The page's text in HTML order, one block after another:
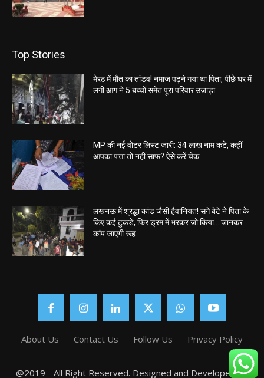
Top Stories
मेरठ में मौत का तांडव! नमाज पढ़ने गया था पिता, पीछे घर में
लगी आग ने 5 बच्चों समेत पूरा परिवार उजाड़ा
MP की नई वोटर लिस्ट जारी: 34 लाख नाम कटे, कहीं
आपका पत्ता तो नहीं साफ? ऐसे करें चेक
लखनऊ में श्रद्धा कांड जैसी हैवानियत! सगे बेटे ने पिता के
किए कई टुकड़े, फिर ड्रम में भरकर जो किया… जानकर
कांप जाएगी रूह
About Us Contact Us Follow Us Privacy Policy
@2019 - All Right Reserved. Designed and Developed by